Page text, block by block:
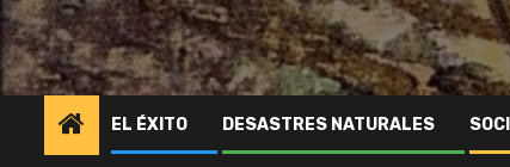
EL ÉXITO DESASTRES NATURALES